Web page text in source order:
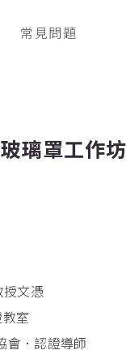
常見問題
璃罩工作坊
授文憑
室
會．認證導師